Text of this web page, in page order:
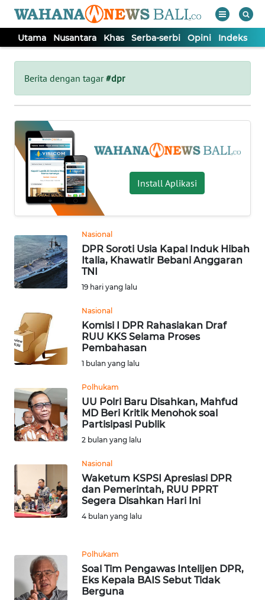
Utama Nusantara Khas Serba-serbi Opini Indeks
Berita dengan tagar#dpr
Install Aplikasi
Nasional
DPR Soroti Usia Kapal Induk Hibah
Italia, Khawatir Bebani Anggaran
TNI
19 hari yang lalu
Nasional
Komisi I DPR Rahasiakan Draf
RUU KKS Selama Proses
Pembahasan
1 bulan yang lalu
Polhukam
UU Polri Baru Disahkan, Mahfud
MD Beri Kritik Menohok soal
Partisipasi Publik
2 bulan yang lalu
Nasional
Waketum KSPSI Apresiasi DPR
dan Pemerintah, RUU PPRT
Segera Disahkan Hari Ini
4 bulan yang lalu
Polhukam
Soal Tim Pengawas Intelijen DPR,
Eks Kepala BAIS Sebut Tidak
Berguna
Tutup
UTAMA
NUSANTARA
KHAS
SERBA-
SERBI
OPINI
Informasi
BERITA
KONTAK
KAMI
INFO
IKLAN
TENTANG
PEDOMAN
MEDIA
SIBER
KARIR